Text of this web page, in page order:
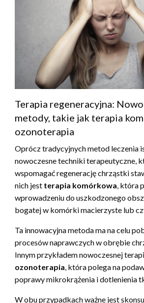
Terapia regeneracyjna:
metody, takie jak terapia
ozonoterapia
Oprócz tradycyjnych metod leczenia
nowoczesne techniki terapeutyczne,
wspomagać regenerację chrząstki
nich jest terapia komórkowa, która
wprowadzeniu do uszkodzonego
bogatej w komórki macierzyste lub
Ta innowacyjna metoda ma na celu
procesów naprawczych w obrębie
Innym przykładem nowoczesnej
ozonoterapia, która polega na
poprawy mikrokrążenia i dotlenienia
W obu przypadkach ważne jest